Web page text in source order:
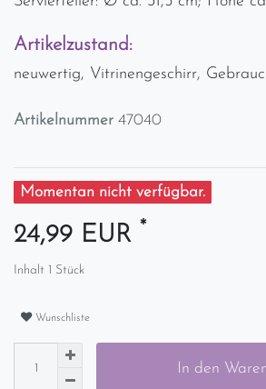
Artikelzustand:
neuwertig, Vitrinengeschirr,
Artikelnummer 47040
Momentan nicht verfügbar.
24,99 EUR *
Inhalt 1 Stück
Wunschliste
In den